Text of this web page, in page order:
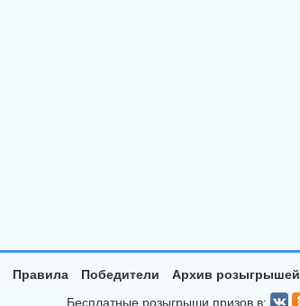
Правила Победители Архив розыгрышей
Бесплатные розыгрыши призов в: